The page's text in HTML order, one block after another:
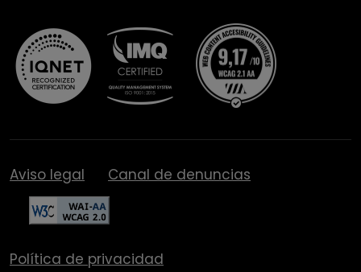
Aviso legal Canal de denuncias
Política de privacidad